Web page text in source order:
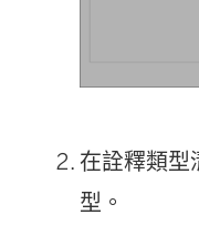
在詮釋類型
型。